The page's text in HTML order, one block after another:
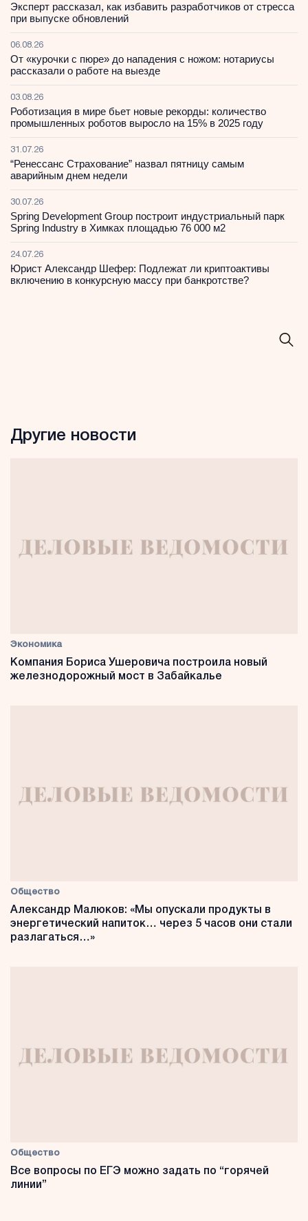
Эксперт рассказал, как избавить разработчиков от стресса
при выпуске обновлений
06.08.26
От «курочки с пюре» до нападения с ножом: нотариусы
рассказали о работе на выезде
03.08.26
Роботизация в мире бьет новые рекорды: количество
промышленных роботов выросло на 15% в 2025 году
31.07.26
“Ренессанс Страхование” назвал пятницу самым
аварийным днем недели
30.07.26
Spring Development Group построит индустриальный парк
Spring Industry в Химках площадью 76 000 м2
24.07.26
Юрист Александр Шефер: Подлежат ли криптоактивы
включению в конкурсную массу при банкротстве?
Другие новости
Экономика
Компания Бориса Ушеровича построила новый
железнодорожный мост в Забайкалье
Общество
Александр Малюков: «Мы опускали продукты в
энергетический напиток… через 5 часов они стали
разлагаться…»
Общество
Все вопросы по ЕГЭ можно задать по “горячей
линии”